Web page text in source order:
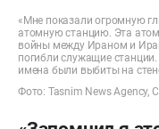
«Мне показали огромную
атомную станцию. Эта
войны между Ираном и
погибли служащие
имена были выбиты на
Фото: Tasnim News Agency,